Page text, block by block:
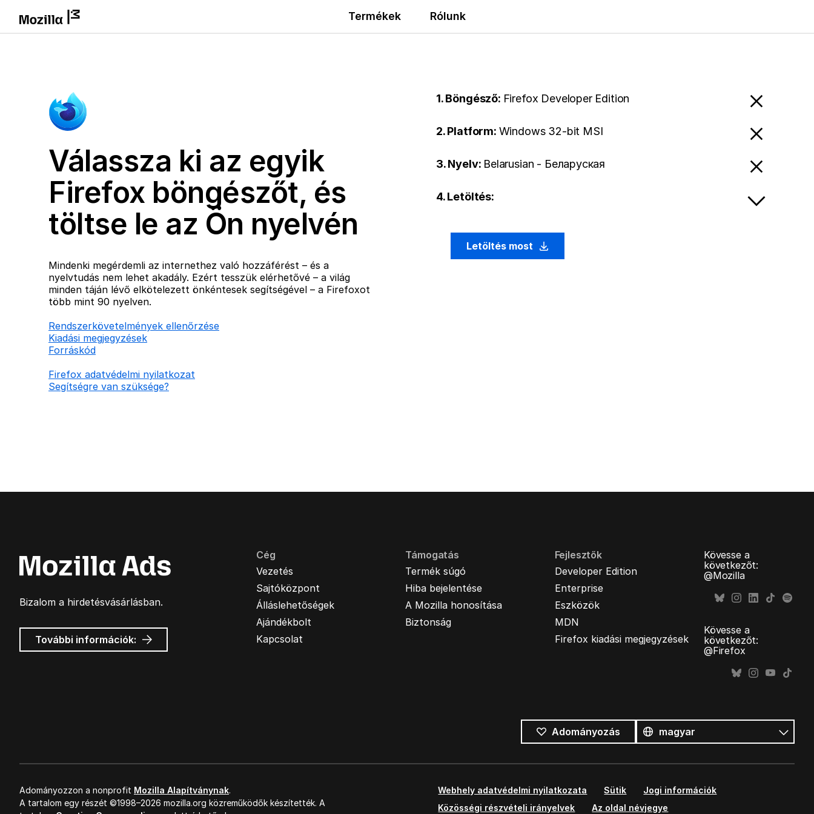
Termékek Rólunk
Válassza ki az egyik
Firefox böngészőt, és
töltse le az Ön nyelvén
Mindenki megérdemli az internethez való hozzáférést – és a
nyelvtudás nem lehet akadály. Ezért tesszük elérhetővé – a világ
minden táján lévő elkötelezett önkéntesek segítségével – a Firefoxot
több mint 90 nyelven.
Rendszerkövetelmények ellenőrzése
Kiadási megjegyzések
Forráskód
Firefox adatvédelmi nyilatkozat
Segítségre van szüksége?
1. Böngésző: Firefox Developer Edition
2. Platform: Windows 32-bit MSI
3. Nyelv: Belarusian - Беларуская
4. Letöltés:
Letöltés most
Bizalom a hirdetésvásárlásban.
További információk: Mozilla
hirdetések
Cég
Vezetés
Sajtóközpont
Álláslehetőségek
Ajándékbolt
Kapcsolat
Támogatás
Termék súgó
Hiba bejelentése
A Mozilla honosítása
Biztonság
Fejlesztők
Developer Edition
Enterprise
Eszközök
MDN
Firefox kiadási megjegyzések
Kövesse a
következőt:
@Mozilla
Kövesse a
következőt:
@Firefox
Adományozás
nyelv
Nyelv
Adományozzon a nonprofit Mozilla Alapítványnak.
A tartalom egy részét ©1998–2026 mozilla.org közreműködők készítették. A
Webhely adatvédelmi nyilatkozata Sütik
Jogi információk
Közösségi részvételi irányelvek
Az oldal névjegye